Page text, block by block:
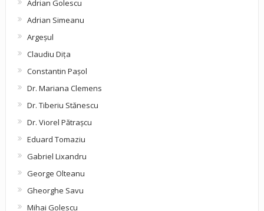
Adrian Golescu
Adrian Simeanu
Argeşul
Claudiu Diţa
Constantin Pașol
Dr. Mariana Clemens
Dr. Tiberiu Stănescu
Dr. Viorel Pătraşcu
Eduard Tomaziu
Gabriel Lixandru
George Olteanu
Gheorghe Savu
Mihai Golescu